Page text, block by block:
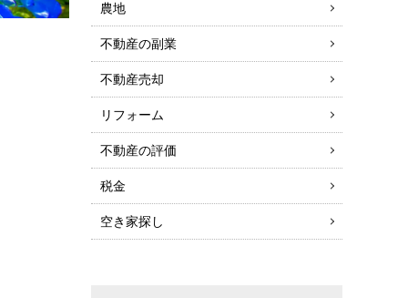
農地
不動産の副業
不動産売却
リフォーム
不動産の評価
税金
空き家探し